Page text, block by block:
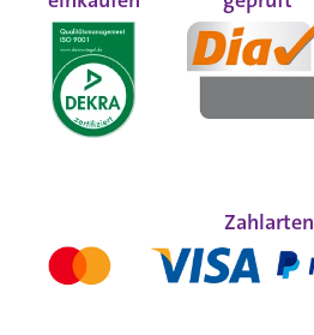
Zahlarten